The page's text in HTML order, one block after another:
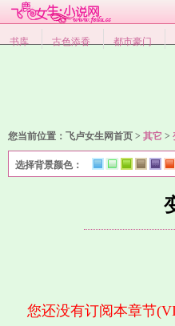
书库
古色添香 都市豪门
您当前位置： 飞卢女生网首页 > 其它 >
选择背景颜色：
1
2 3 4 5 6
您还没有订阅本章节